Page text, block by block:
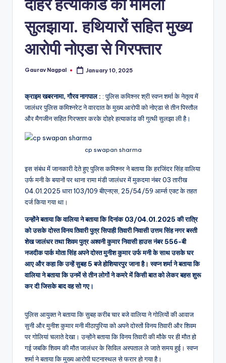
दोहरे हत्याकांड का मामला
सुलझाया. हथियारों सहित मुख्य
आरोपी नोएडा से गिरफ्तार
Posted
Gaurav Nagpal January 10, 2025
क्राइम खबरनामा, गौरव नागपाल : : पुलिस कमिश्नर श्री स्वप्न शर्मा के नेतृत्व में
जालंधर पुलिस कमिश्नरेट ने वारदात के मुख्य आरोपी को नोएडा से तीन पिस्तौल
और मैगजीन सहित गिरफ्तार करके दोहरे हत्याकांड की गुत्थी सुलझा ली है।
cp swapan sharma
इस संबंध में जानकारी देते हुए पुलिस कमिश्नर ने बताया कि हरजिंदर सिंह वालिया
उर्फ ​​मनी के बयानों पर थाना रामा मंडी जालंधर में मुकदमा नंबर 03 तारीख
04.01.2025 धारा 103/109 बीएनएस, 25/54/59 आर्म्स एक्ट के तहत
दर्ज किया गया था।
उन्होंने बताया कि वालिया ने बताया कि दिनांक 03/04.01.2025 की रात्रि
को उसके दोस्त विनय तिवारी पुत्र सिपाही तिवारी निवासी उत्तम सिंह नगर बस्ती
शेख जालंधर तथा शिवम पुत्र अश्वनी कुमार निवासी हाउस नंबर 556-बी
नजदीक पार्क मोता सिंह अपने दोस्त मुनीश कुमार उर्फ ​​मनी के साथ उसके घर
आए और कहा कि उन्हें सुबह 5 बजे होशियारपुर जाना है। स्वप्न शर्मा ने बताया कि
वालिया ने बताया कि उनमें से तीन लोगों ने कमरे में किसी बात को लेकर बहस शुरू
कर दी जिसके बाद वह सो गए।
पुलिस आयुक्त ने बताया कि सुबह करीब चार बजे वालिया ने गोलियों की आवाज
सुनी और मुनीश कुमार मनी मीठापुरिया को अपने दोस्तों विनय तिवारी और शिवम
पर गोलियां चलाते देखा। उन्होंने बताया कि विनय तिवारी की मौके पर ही मौत हो
गई जबकि शिवम की मौत जालंधर के सिविल अस्पताल ले जाते समय हुई। स्वप्न
शर्मा ने बताया कि मुख्य आरोपी घटनास्थल से फरार हो गया है।